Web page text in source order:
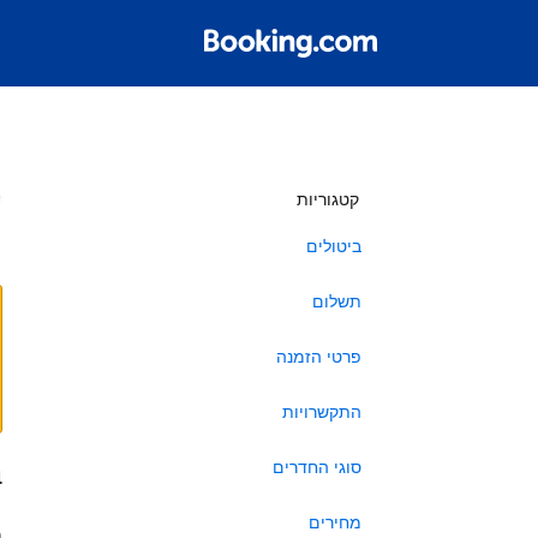
קטגוריות
ביטולים
תשלום
פרטי הזמנה
התקשרויות
סוגי החדרים
מחירים